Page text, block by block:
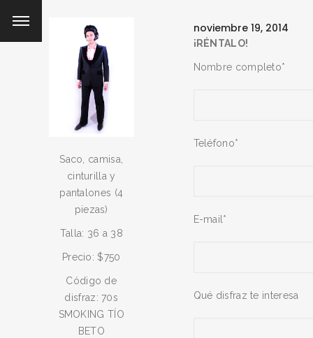
Saco, camisa,
cinturilla y
pantalones (4
piezas)
Talla: 36 a 38
Precio: $750
Código de
disfraz: 70s
SMOKING TÍO
BETO
noviembre 19, 2014
¡RÉNTALO!
Nombre completo*
Teléfono*
E-mail*
Qué disfraz te interesa